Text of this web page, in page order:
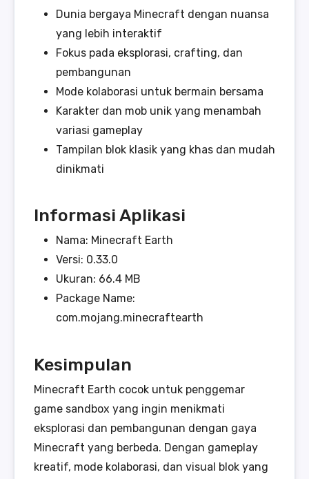
Dunia bergaya Minecraft dengan nuansa
yang lebih interaktif
Fokus pada eksplorasi, crafting, dan
pembangunan
Mode kolaborasi untuk bermain bersama
Karakter dan mob unik yang menambah
variasi gameplay
Tampilan blok klasik yang khas dan mudah
dinikmati
Informasi Aplikasi
Nama: Minecraft Earth
Versi: 0.33.0
Ukuran: 66.4 MB
Package Name:
com.mojang.minecraftearth
Kesimpulan
Minecraft Earth cocok untuk penggemar
game sandbox yang ingin menikmati
eksplorasi dan pembangunan dengan gaya
Minecraft yang berbeda. Dengan gameplay
kreatif, mode kolaborasi, dan visual blok yang